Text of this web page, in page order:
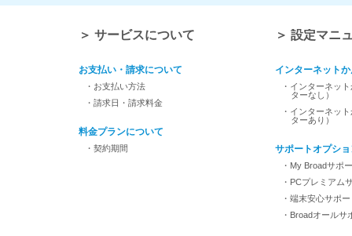
＞ サービスについて
お支払い・請求について
・お支払い方法
・請求日・請求料金
料金プランについて
・契約期間
＞ 設定マニ
インターネット
・インターネッ
ターなし）
・インターネッ
ターあり）
サポートオプシ
・My Broadサポ
・PCプレミアム
・端末安心サポ
・Broadオールサ